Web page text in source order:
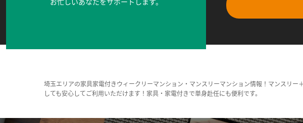
埼玉エリアの家具家電付きウィークリーマンション・マンスリーマンション情報！マンスリ
しても安心してご利用いただけます！家具・家電付きで単身赴任にも便利です。